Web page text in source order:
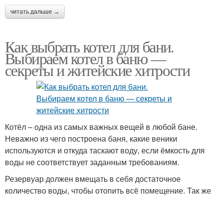
читать дальше →
Как выбрать котел для бани.
Выбираем котел в баню —
секреты и житейские хитрости
Котёл – одна из самых важных вещей в любой бане.
Неважно из чего построена баня, какие веники
используются и откуда таскают воду, если ёмкость для
воды не соответствует заданным требованиям.
Резервуар должен вмещать в себя достаточное
количество воды, чтобы отопить всё помещение. Так же